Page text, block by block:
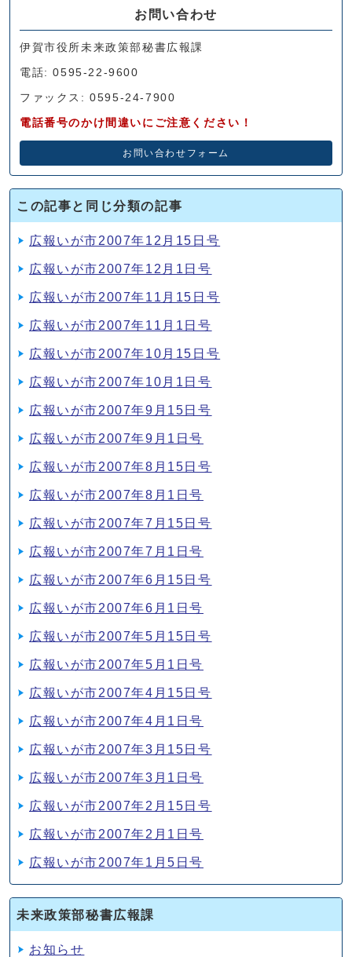
お問い合わせ
伊賀市役所未来政策部秘書広報課
電話: 0595-22-9600
ファックス: 0595-24-7900
電話番号のかけ間違いにご注意ください！
お問い合わせフォーム
この記事と同じ分類の記事
広報いが市2007年12月15日号
広報いが市2007年12月1日号
広報いが市2007年11月15日号
広報いが市2007年11月1日号
広報いが市2007年10月15日号
広報いが市2007年10月1日号
広報いが市2007年9月15日号
広報いが市2007年9月1日号
広報いが市2007年8月15日号
広報いが市2007年8月1日号
広報いが市2007年7月15日号
広報いが市2007年7月1日号
広報いが市2007年6月15日号
広報いが市2007年6月1日号
広報いが市2007年5月15日号
広報いが市2007年5月1日号
広報いが市2007年4月15日号
広報いが市2007年4月1日号
広報いが市2007年3月15日号
広報いが市2007年3月1日号
広報いが市2007年2月15日号
広報いが市2007年2月1日号
広報いが市2007年1月5日号
未来政策部秘書広報課
お知らせ